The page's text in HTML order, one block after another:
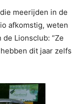
meerijden in de
afkomstig, weten
Lionsclub: “Ze
dit jaar zelfs